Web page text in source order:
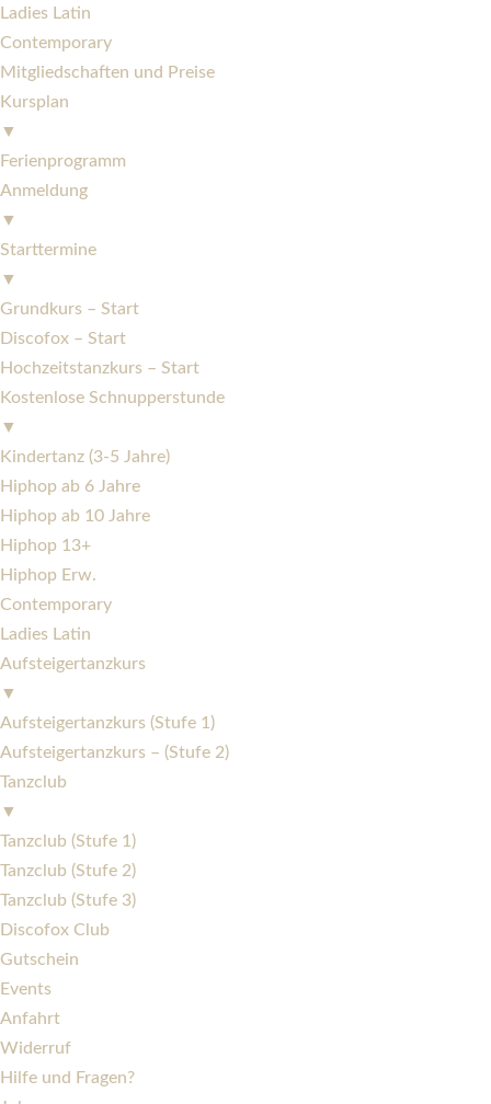
Ladies Latin
Contemporary
Mitgliedschaften und Preise
Kursplan
▼
Ferienprogramm
Anmeldung
▼
Starttermine
▼
Grundkurs – Start
Discofox – Start
Hochzeitstanzkurs – Start
Kostenlose Schnupperstunde
▼
Kindertanz (3-5 Jahre)
Hiphop ab 6 Jahre
Hiphop ab 10 Jahre
Hiphop 13+
Hiphop Erw.
Contemporary
Ladies Latin
Aufsteigertanzkurs
▼
Aufsteigertanzkurs (Stufe 1)
Aufsteigertanzkurs – (Stufe 2)
Tanzclub
▼
Tanzclub (Stufe 1)
Tanzclub (Stufe 2)
Tanzclub (Stufe 3)
Discofox Club
Gutschein
Events
Anfahrt
Widerruf
Hilfe und Fragen?